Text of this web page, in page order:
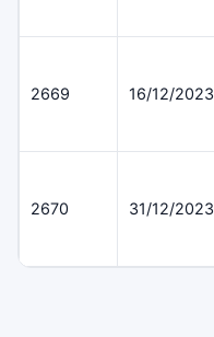
2669 16/12/2023
2670 31/12/2023